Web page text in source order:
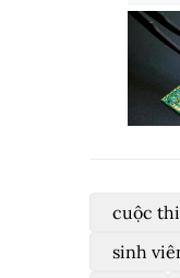
cuộc
sinh